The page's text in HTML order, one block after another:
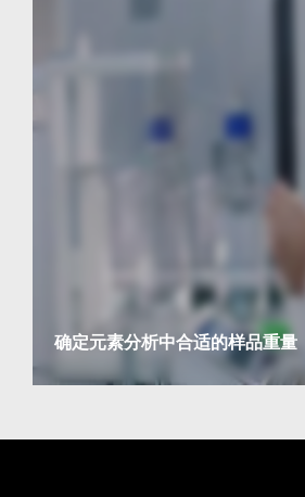
确定元素分析中合适的样品重量